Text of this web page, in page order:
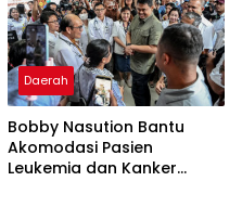
Daerah
Bobby Nasution Bantu
Akomodasi Pasien
Leukemia dan Kanker